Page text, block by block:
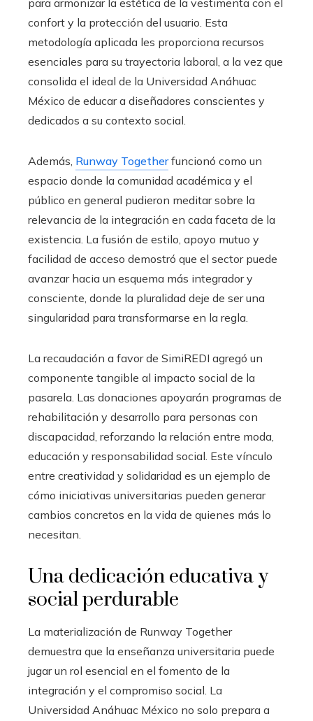
confort y la protección del usuario. Esta
metodología aplicada les proporciona recursos
esenciales para su trayectoria laboral, a la vez que
consolida el ideal de la Universidad Anáhuac
México de educar a diseñadores conscientes y
dedicados a su contexto social.
Además, Runway Togetherfuncionó como un
espacio donde la comunidad académica y el
público en general pudieron meditar sobre la
relevancia de la integración en cada faceta de la
existencia. La fusión de estilo, apoyo mutuo y
facilidad de acceso demostró que el sector puede
avanzar hacia un esquema más integrador y
consciente, donde la pluralidad deje de ser una
singularidad para transformarse en la regla.
La recaudación a favor de SimiREDI agregó un
componente tangible al impacto social de la
pasarela. Las donaciones apoyarán programas de
rehabilitación y desarrollo para personas con
discapacidad, reforzando la relación entre moda,
educación y responsabilidad social. Este vínculo
entre creatividad y solidaridad es un ejemplo de
cómo iniciativas universitarias pueden generar
cambios concretos en la vida de quienes más lo
necesitan.
Una dedicación educativa y
social perdurable
La materialización de Runway Together
demuestra que la enseñanza universitaria puede
jugar un rol esencial en el fomento de la
integración y el compromiso social. La
Universidad Anáhuac México no solo prepara a